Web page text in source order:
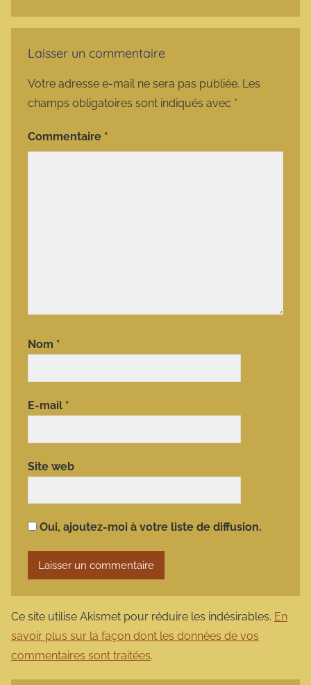
Laisser un commentaire
Votre adresse e-mail ne sera pas publiée. Les
champs obligatoires sont indiqués avec *
Commentaire *
Nom *
E-mail *
Site web
Oui, ajoutez-moi à votre liste de diffusion.
Ce site utilise Akismet pour réduire les indésirables. En
savoir plus sur la façon dont les données de vos
commentaires sont traitées.